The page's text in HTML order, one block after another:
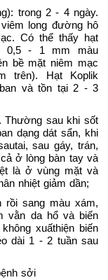
trong 2 - 4 ngày.
long đường hô
Có thể thấy hạt
0,5 - 1 mm màu
bề mặt niêm mạc
trên). Hạt Koplik
và tồn tại 2 - 3
Thường sau khi sốt
dạng dát sẩn, khi
sau gáy, trán,
ở lòng bàn tay và
là ở vùng mặt và
nhiệt giảm dần;
rồi sang màu xám,
vằn da hổ và biến
xuấthiện biến
dài 1 - 2 tuần sau
sởi